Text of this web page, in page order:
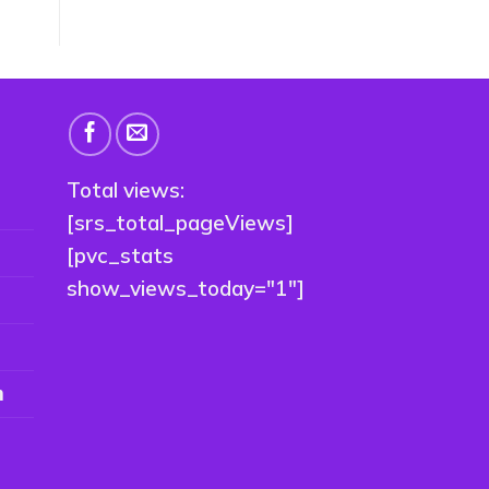
Total views:
[srs_total_pageViews]
[pvc_stats
show_views_today="1"]